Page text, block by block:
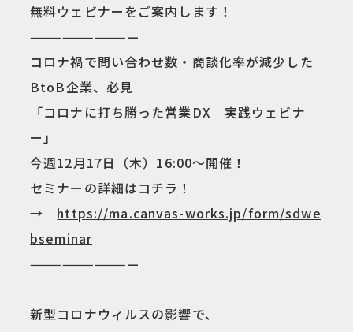
無料ウェビナーをご案内します！
——————————
コロナ禍で問い合わせ数・商談化率が減少した
BtoB企業、必見
「コロナに打ち勝った営業DX 実践ウェビナ
ー」
今週12月17日（木）16:00～開催！
セミナーの詳細はコチラ！
→ https://ma.canvas-works.jp/form/sdwe
bseminar
——————————
新型コロナウィルスの影響で、